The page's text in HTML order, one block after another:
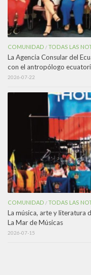
COMUNIDAD /TODAS LAS
La Agencia Consular del
con el antropólogo
2026-07-22
COMUNIDAD /TODAS LAS
La música, arte y literatura
La Mar de Músicas
2026-07-15